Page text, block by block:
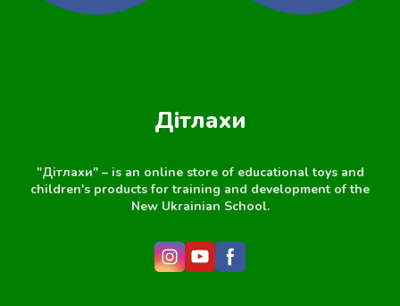
Дітлахи
"Дітлахи" – is an online store of educational toys and
children's products for training and development of the
New Ukrainian School.